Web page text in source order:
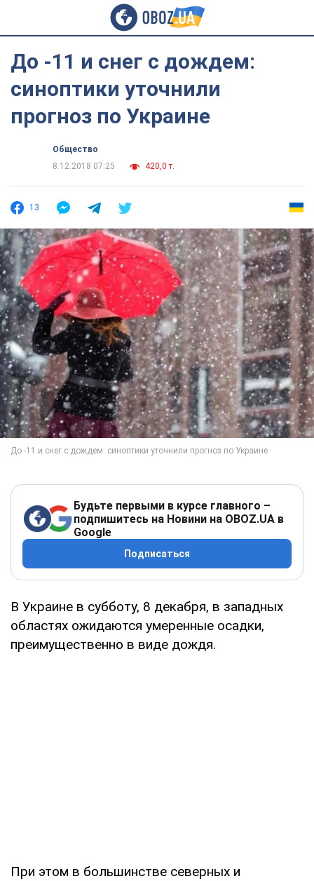
До -11 и снег с дождем:
синоптики уточнили
прогноз по Украине
Общество
8.12.2018 07:25
420,0 т.
13
Будьте первыми в курсе главного –
подпишитесь на Новини на OBOZ.UA в
Google
Подписаться
В Украине в субботу, 8 декабря, в западных
областях ожидаются умеренные осадки,
преимущественно в виде дождя.
При этом в большинстве северных и